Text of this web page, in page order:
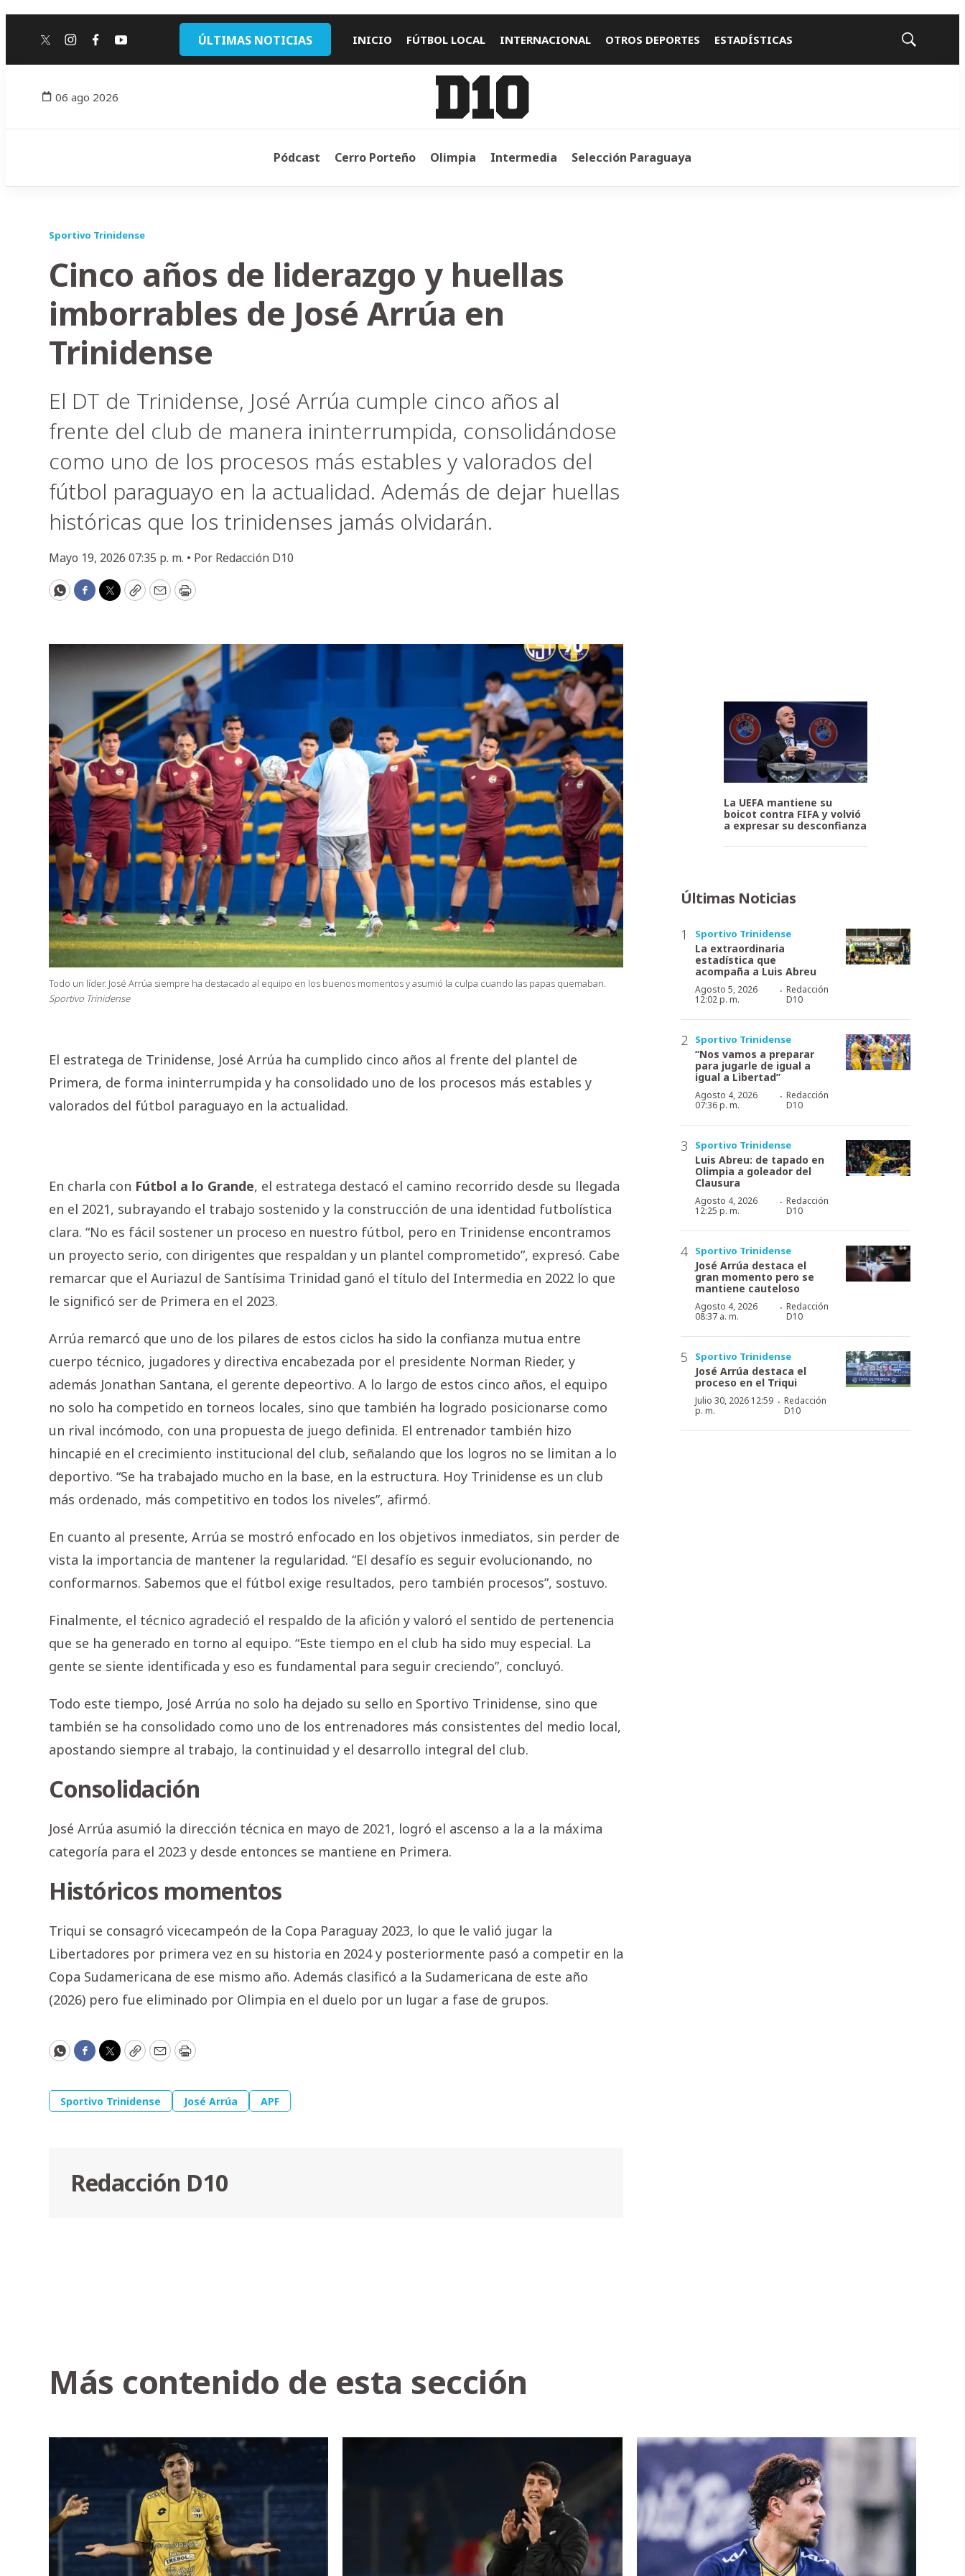
twitterinstagram
facebook
youtube ÚLTIMAS NOTICIAS INICIO FÚTBOL LOCAL INTERNACIONAL OTROS DEPORTES ESTADÍSTICAS
Mostrar
06 ago 2026
Pódcast Cerro Porteño Olimpia Intermedia Selección Paraguaya
Sportivo Trinidense
Cinco años de liderazgo y huellas
imborrables de José Arrúa en
Trinidense
El DT de Trinidense, José Arrúa cumple cinco años al
frente del club de manera ininterrumpida, consolidándose
como uno de los procesos más estables y valorados del
fútbol paraguayo en la actualidad. Además de dejar huellas
históricas que los trinidenses jamás olvidarán.
Mayo 19, 2026 07:35 p. m. • Por Redacción D10
WhatsApp
Facebook
Twitter
CopyEmailPrint
Todo un líder. José Arrúa siempre ha destacado al equipo en los buenos momentos y asumió la culpa cuando las papas quemaban.
Sportivo Trinidense
El estratega de Trinidense, José Arrúa ha cumplido cinco años al frente del plantel de
Primera, de forma ininterrumpida y ha consolidado uno de los procesos más estables y
valorados del fútbol paraguayo en la actualidad.
En charla con Fútbol a lo Grande, el estratega destacó el camino recorrido desde su llegada
en el 2021, subrayando el trabajo sostenido y la construcción de una identidad futbolística
clara. “No es fácil sostener un proceso en nuestro fútbol, pero en Trinidense encontramos
un proyecto serio, con dirigentes que respaldan y un plantel comprometido”, expresó. Cabe
remarcar que el Auriazul de Santísima Trinidad ganó el título del Intermedia en 2022 lo que
le significó ser de Primera en el 2023.
Arrúa remarcó que uno de los pilares de estos ciclos ha sido la confianza mutua entre
cuerpo técnico, jugadores y directiva encabezada por el presidente Norman Rieder, y
además Jonathan Santana, el gerente depeortivo. A lo largo de estos cinco años, el equipo
no solo ha competido en torneos locales, sino que también ha logrado posicionarse como
un rival incómodo, con una propuesta de juego definida. El entrenador también hizo
hincapié en el crecimiento institucional del club, señalando que los logros no se limitan a lo
deportivo. “Se ha trabajado mucho en la base, en la estructura. Hoy Trinidense es un club
más ordenado, más competitivo en todos los niveles”, afirmó.
En cuanto al presente, Arrúa se mostró enfocado en los objetivos inmediatos, sin perder de
vista la importancia de mantener la regularidad. “El desafío es seguir evolucionando, no
conformarnos. Sabemos que el fútbol exige resultados, pero también procesos”, sostuvo.
Finalmente, el técnico agradeció el respaldo de la afición y valoró el sentido de pertenencia
que se ha generado en torno al equipo. “Este tiempo en el club ha sido muy especial. La
gente se siente identificada y eso es fundamental para seguir creciendo”, concluyó.
Todo este tiempo, José Arrúa no solo ha dejado su sello en Sportivo Trinidense, sino que
también se ha consolidado como uno de los entrenadores más consistentes del medio local,
apostando siempre al trabajo, la continuidad y el desarrollo integral del club.
Consolidación
José Arrúa asumió la dirección técnica en mayo de 2021, logró el ascenso a la a la máxima
categoría para el 2023 y desde entonces se mantiene en Primera.
Históricos momentos
Triqui se consagró vicecampeón de la Copa Paraguay 2023, lo que le valió jugar la
Libertadores por primera vez en su historia en 2024 y posteriormente pasó a competir en la
Copa Sudamericana de ese mismo año. Además clasificó a la Sudamericana de este año
(2026) pero fue eliminado por Olimpia en el duelo por un lugar a fase de grupos.
WhatsApp
Facebook
Twitter
CopyEmailPrint
Sportivo Trinidense José Arrúa APF
Redacción D10
La UEFA mantiene su
boicot contra FIFA y volvió
a expresar su desconfianza
Últimas Noticias
Sportivo Trinidense
La extraordinaria
estadística que
acompaña a Luis Abreu
Agosto 5, 2026
12:02 p. m.
· Redacción
D10
Sportivo Trinidense
“Nos vamos a preparar
para jugarle de igual a
igual a Libertad”
Agosto 4, 2026
07:36 p. m.
· Redacción
D10
Sportivo Trinidense
Luis Abreu: de tapado en
Olimpia a goleador del
Clausura
Agosto 4, 2026
12:25 p. m.
· Redacción
D10
Sportivo Trinidense
José Arrúa destaca el
gran momento pero se
mantiene cauteloso
Agosto 4, 2026
08:37 a. m.
· Redacción
D10
Sportivo Trinidense
José Arrúa destaca el
proceso en el Triqui
Julio 30, 2026 12:59
p. m.
· Redacción
D10
Más contenido de esta sección